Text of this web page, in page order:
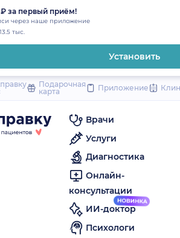
за первый приём!
через наше приложение
тыс.
Установить
Закрыть
Подарочная
карта
Приложение
Врачи
Услуги
Диагностика
Онлайн-
консультации
ИИ-доктор
Психологи